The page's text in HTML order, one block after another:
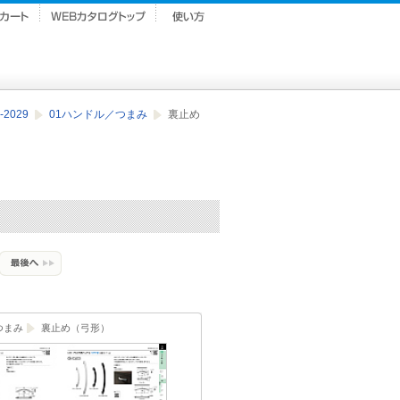
01ハンドル／つまみ 裏止め
まみ 裏止め（弓形）